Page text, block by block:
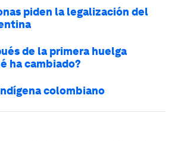
piden la legalización del
de la primera huelga
ha cambiado?
colombiano